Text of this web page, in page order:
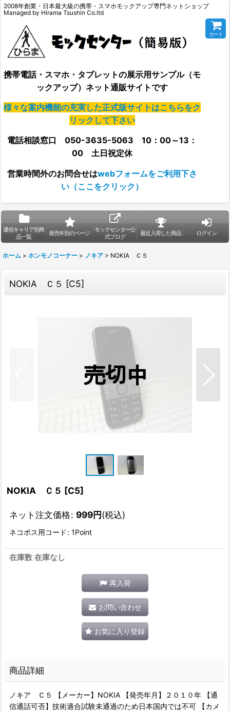
2008年創業・日本最大級の携帯・スマホモックアップ専門ネットショップ
Managed by Hirama Tsushin Co.ltd
携帯電話・スマホ・タブレットの展示用サンプル（モ
ックアップ）ネット通販サイトです
様々な案内機能の充実した正式版サイトはこちらをク
リックして下さい
電話相談窓口 050-3635-5063 10：00～13：
00 土日祝定休
営業時間外のお問合せはwebフォームをご利用下さ
い（ここをクリック）
カート
通信キャリア別商
品一覧
発売年別のページ
モックセンター公
式ブログ
最近入荷した商品 ログイン
ホーム > ホンモノコーナー > ノキア > NOKIA Ｃ５
NOKIA Ｃ５ [C5]
NOKIA Ｃ５ [C5]
ネット注文価格: 999円(税込)
ネコポス用コード : 1Point
在庫数 在庫なし
再入荷
お問い合わせ
お気に入り登録
商品詳細
ノキア Ｃ５ 【メーカー】NOKIA 【発売年月】２０１０年 【通
信通話可否】技術適合試験未通過のため日本国内では不可 【カメ